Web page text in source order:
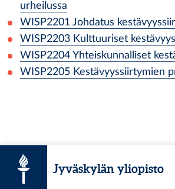
urheilussa
WISP2201 Johdatus
WISP2203 Kulttuuriset
WISP2204 Yhteiskunnalliset
WISP2205 Kestävyyssiirtymien
Jyväskylän yliopisto